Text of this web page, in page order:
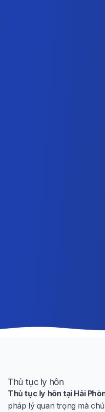
Thủ tục ly hôn
Thủ tục ly hôn tại Hải
pháp lý quan trọng mà